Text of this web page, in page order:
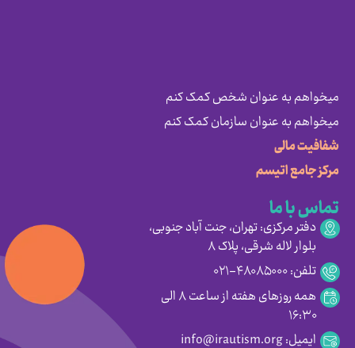
میخواهم به عنوان شخص کمک کنم
میخواهم به عنوان سازمان کمک کنم
شفافیت مالی
مرکز جامع اتیسم
تماس با ما
دفتر مرکزی: تهران، جنت آباد جنوبی،
بلوار لاله شرقی، پلاک ۸
تلفن: ۴۸۰۸۵۰۰۰-۰۲۱
همه روزهای هفته از ساعت ۸ الی
۱۶:۳۰
ایمیل: info@irautism.org